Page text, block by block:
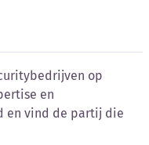
op
en
en vind de partij die